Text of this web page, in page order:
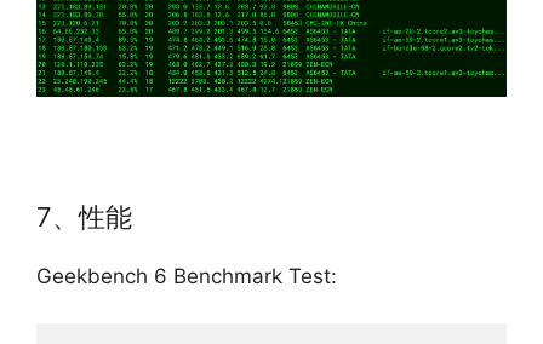
7、性能
Geekbench 6 Benchmark Test: